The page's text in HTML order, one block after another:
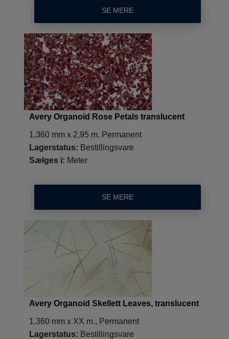
SE MERE
Avery Organoid Rose Petals translucent
1.360 mm x 2,95 m. Permanent
Lagerstatus: Bestillingsvare
Sælges i: Meter
SE MERE
Avery Organoid Skellett Leaves, translucent
1.360 mm x XX m., Permanent
Lagerstatus: Bestillingsvare